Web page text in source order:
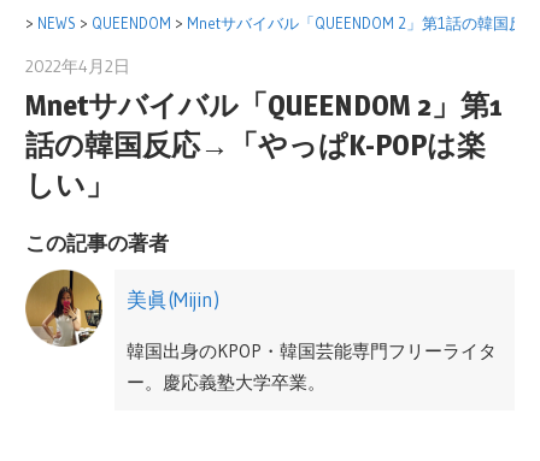
> NEWS > QUEENDOM > Mnetサバイバル「QUEENDOM 2」第1話の韓国反
2022年4月2日
Mnetサバイバル「QUEENDOM 2」第1
話の韓国反応→「やっぱK-POPは楽
しい」
この記事の著者
美眞(Mijin)
韓国出身のKPOP・韓国芸能専門フリーライタ
ー。慶応義塾大学卒業。